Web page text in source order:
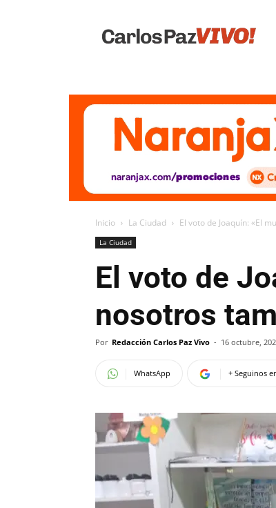
Vivo
Inicio La Ciudad El voto de Joaquín: «El
La Ciudad
El voto de
nosotros
Por Redacción Carlos Paz Vivo - 16 octubre,
WhatsApp + Seguinos